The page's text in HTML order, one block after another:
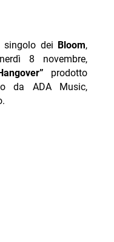
singolo dei Bloom,
8 novembre,
prodotto
da ADA Music,